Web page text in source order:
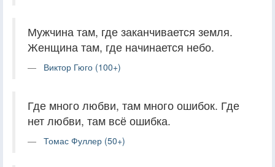
Мужчина там, где заканчивается земля.
Женщина там, где начинается небо.
Виктор Гюго (100+)
Где много любви, там много ошибок. Где
нет любви, там всё ошибка.
Томас Фуллер (50+)